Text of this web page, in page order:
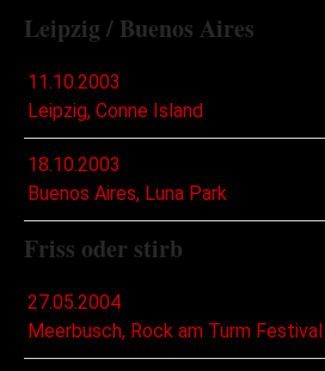
Leipzig / Buenos Aires
11.10.2003
Leipzig, Conne Island
18.10.2003
Buenos Aires, Luna Park
Friss oder stirb
27.05.2004
Meerbusch, Rock am Turm Festival